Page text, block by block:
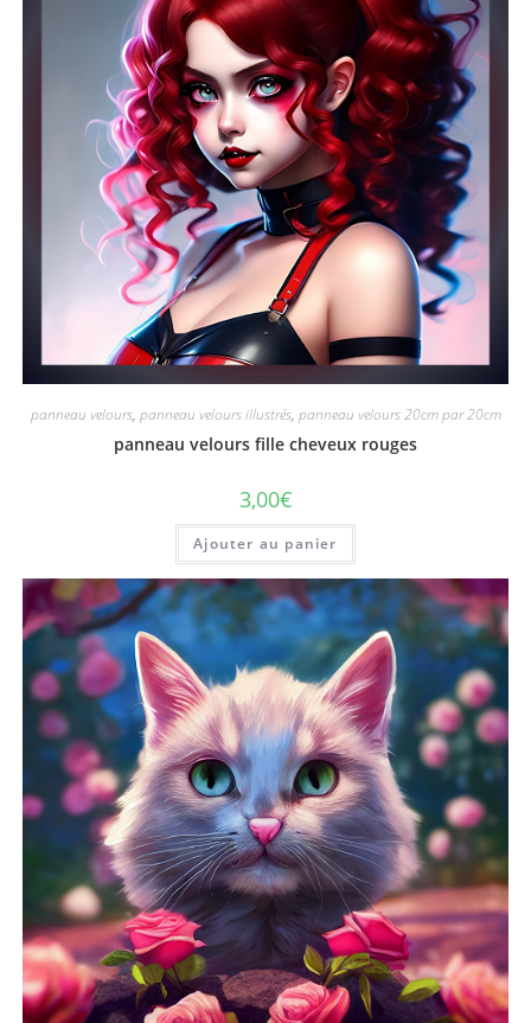
panneau velours, panneau velours illustrés, panneau velours 20cm par 20cm
panneau velours fille cheveux rouges
3,00€
Ajouter au panier